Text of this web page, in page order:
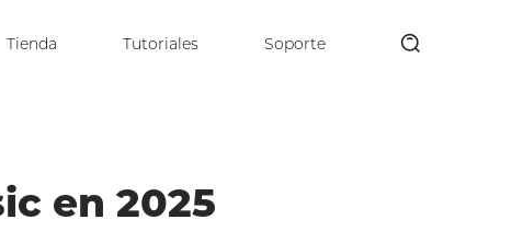
Tienda Tutoriales Soporte
en 2025